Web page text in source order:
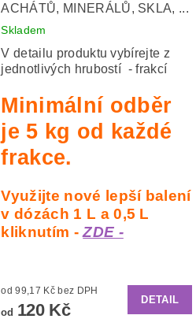
ACHÁTŮ, MINERÁLŮ, SKLA, ...
Skladem
V detailu produktu vybírejte z
jednotlivých hrubostí - frakcí
Minimální odběr
je 5 kg od každé
frakce.
Využijte nové lepší balení
v dózách 1 L a 0,5 L
kliknutím -ZDE -
od 99,17 Kč bez DPH
od 120 Kč
DETAIL